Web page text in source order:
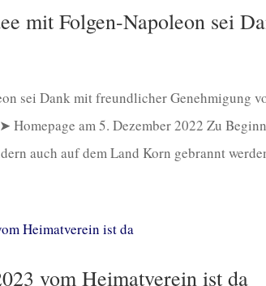
mit Folgen-Napoleon sei
sei Dank mit freundlicher Genehmigung
am 5. Dezember 2022 Zu
auch auf dem Land Korn gebrannt
vom Heimatverein ist da